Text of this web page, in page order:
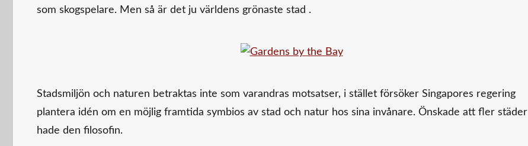
som skogspelare. Men så är det ju världens grönaste stad .
Stadsmiljön och naturen betraktas inte som varandras motsatser, i stället försöker Singapores regering
plantera idén om en möjlig framtida symbios av stad och natur hos sina invånare. Önskade att fler städer
hade den filosofin.